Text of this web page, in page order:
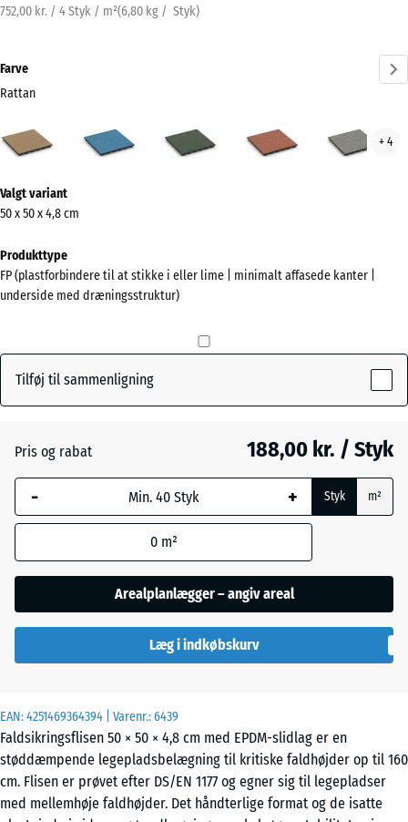
752,00 kr. / 4 Styk / m²(6,80 kg / Styk)
EAN:4251469364394 | Varenr.:6439
Faldsikringsflisen 50 × 50 × 4,8 cm med EPDM-slidlag er en
støddæmpende legepladsbelægning til kritiske faldhøjder op til 160
cm. Flisen er prøvet efter DS/EN 1177 og egner sig til legepladser
med mellemhøje faldhøjder. Det håndterlige format og de isatte
Farve
Rattan
(active)
græs
+ 4
information
om
farverne?
Vis
farvepalette
Atlantisk
Engelsk
græs
Etna
Grå
Lavendel
Mørkegrå
granit
- 3,00 kr.
Valgt variant
50 x 50 x 4,8 cm
Produkttype
FP (plastforbindere til at stikke i eller lime | minimalt affasede kanter |
underside med dræningsstruktur)
Tilføj til sammenligning
Pris og rabat 188,00 kr. / Styk
- + Styk m²
0 m²
Arealplanlægger – angiv areal
Læg i indkøbskurv